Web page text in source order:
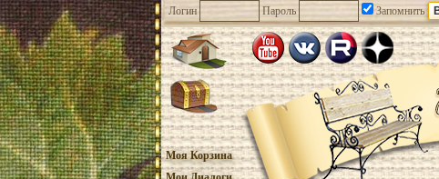
Логин Пароль Запомнить
Моя Корзина